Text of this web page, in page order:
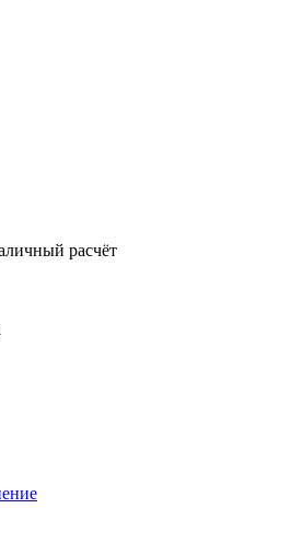
расчёт